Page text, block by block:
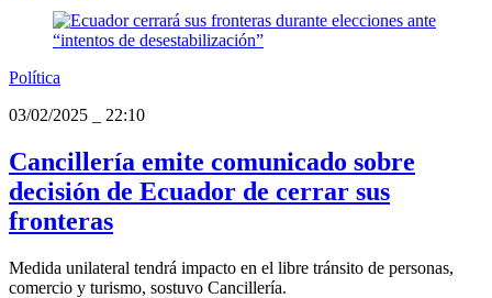
Política
03/02/2025
22:10
Cancillería emite comunicado sobre
decisión de Ecuador de cerrar sus
fronteras
Medida unilateral tendrá impacto en el libre tránsito de personas,
comercio y turismo, sostuvo Cancillería.